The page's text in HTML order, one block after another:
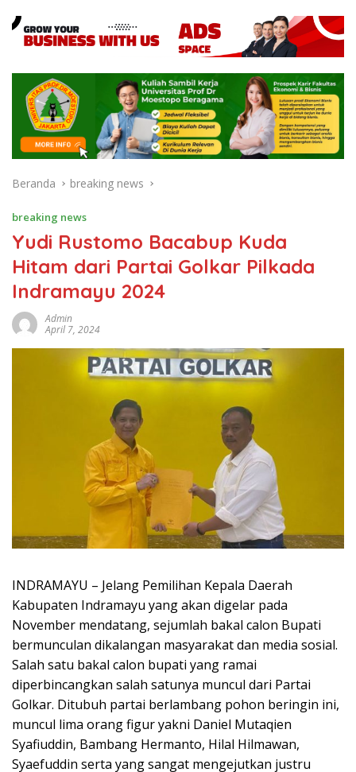
Beranda breaking news
breaking news
Yudi Rustomo Bacabup Kuda
Hitam dari Partai Golkar Pilkada
Indramayu 2024
Admin
April 7, 2024
INDRAMAYU – Jelang Pemilihan Kepala Daerah
Kabupaten Indramayu yang akan digelar pada
November mendatang, sejumlah bakal calon Bupati
bermunculan dikalangan masyarakat dan media sosial.
Salah satu bakal calon bupati yang ramai
diperbincangkan salah satunya muncul dari Partai
Golkar. Ditubuh partai berlambang pohon beringin ini,
muncul lima orang figur yakni Daniel Mutaqien
Syafiuddin, Bambang Hermanto, Hilal Hilmawan,
Syaefuddin serta yang sangat mengejutkan justru